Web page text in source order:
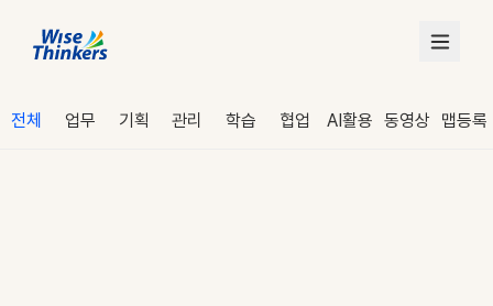
전체 업무 기획 관리 학습 협업 AI활용 동영상 맵등록